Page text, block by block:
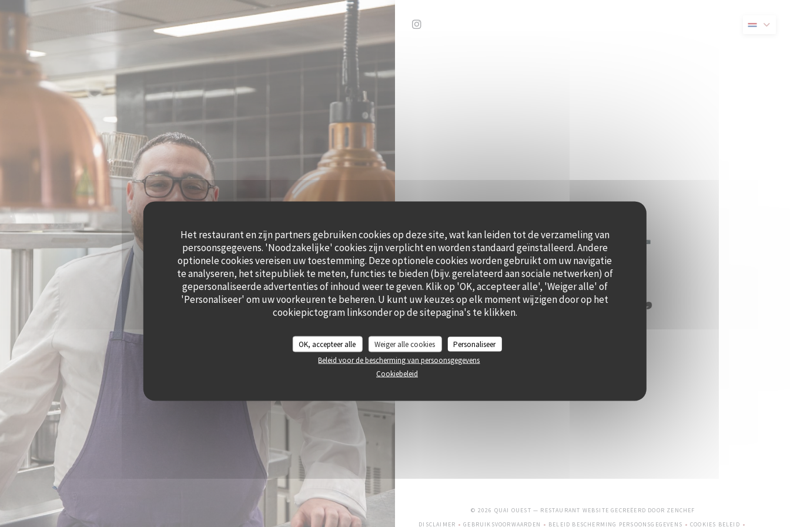
Het restaurant en zijn partners gebruiken cookies op deze site, wat kan leiden tot de verzameling van
persoonsgegevens. 'Noodzakelijke' cookies zijn verplicht en worden standaard geïnstalleerd. Andere
optionele cookies vereisen uw toestemming. Deze optionele cookies worden gebruikt om uw navigatie
te analyseren, het sitepubliek te meten, functies te bieden (bijv. gerelateerd aan sociale netwerken) of
gepersonaliseerde advertenties of inhoud weer te geven. Klik op 'OK, accepteer alle', 'Weiger alle' of
'Personaliseer' om uw voorkeuren te beheren. U kunt uw keuzes op elk moment wijzigen door op het
cookiepictogram linksonder op de sitepagina's te klikken.
OK, accepteer alle Weiger alle cookies
Personaliseer
Beleid voor de bescherming van persoonsgegevens
Cookiebeleid
Instagram ((opent in een nieuw venster))
© 2026 QUAI OUEST — RESTAURANT WEBSITE GECREËERD DOOR ZENCHEF
DISCLAIMER
GEBRUIKSVOORWAARDEN
BELEID BESCHERMING PERSOONSGEGEVENS
COOKIES BELEID